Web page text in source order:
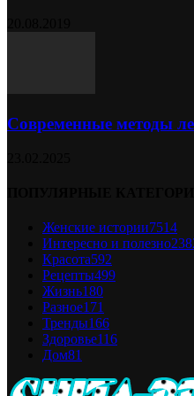
Современные методы
Женские истории7514
Интересно и полезно
Красота592
Рецепты499
Жизнь180
Разное171
Тренды166
Здоровье116
Дом81